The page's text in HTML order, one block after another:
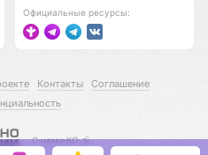
Официальные ресурсы:
Контакты
Соглашение
С нами КО 🕉️